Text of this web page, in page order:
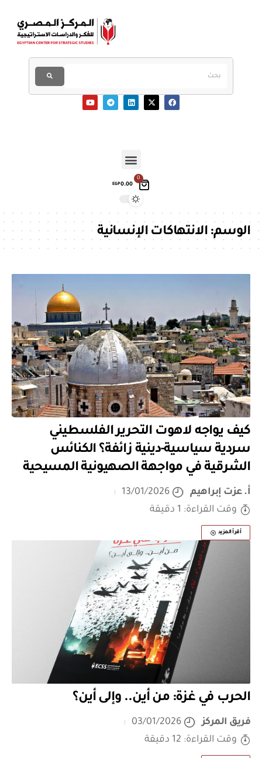
0
EGP0.00
الوسم:الانتهاكات الإنسانية
كيف يواجه لاهوت التحرير الفلسطيني
سردية سياسية-دينية زائفة؟ الكنائس
الشرقية في مواجهة الصهيونية المسيحية
أ. عزت إبراهيم
13/01/2026
وقت القراءة: 1 دقيقة
أقرأ المزيد
الحرب في غزة: من أين.. وإلى أين؟
فريق المركز
03/01/2026
وقت القراءة: 12 دقيقة